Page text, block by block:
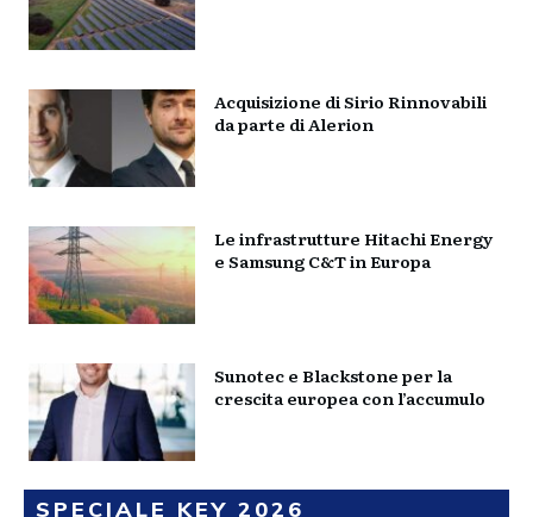
Acquisizione di Sirio Rinnovabili
da parte di Alerion
Le infrastrutture Hitachi Energy
e Samsung C&T in Europa
Sunotec e Blackstone per la
crescita europea con l’accumulo
SPECIALE KEY 2026